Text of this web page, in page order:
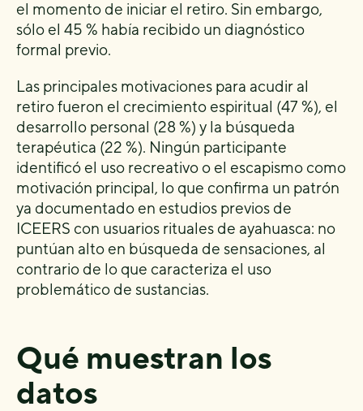
el momento de iniciar el retiro. Sin embargo,
sólo el 45 % había recibido un diagnóstico
formal previo.
Las principales motivaciones para acudir al
retiro fueron el crecimiento espiritual (47 %), el
desarrollo personal (28 %) y la búsqueda
terapéutica (22 %). Ningún participante
identificó el uso recreativo o el escapismo como
motivación principal, lo que confirma un patrón
ya documentado en estudios previos de
ICEERS con usuarios rituales de ayahuasca: no
puntúan alto en búsqueda de sensaciones, al
contrario de lo que caracteriza el uso
problemático de sustancias.
Qué muestran los
datos